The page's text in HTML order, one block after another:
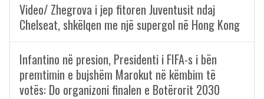
Video/ Zhegrova i jep fitoren Juventusit ndaj
Chelseat, shkëlqen me një supergol në Hong Kong
Infantino në presion, Presidenti i FIFA-s i bën
premtimin e bujshëm Marokut në këmbim të
votës: Do organizoni finalen e Botërorit 2030